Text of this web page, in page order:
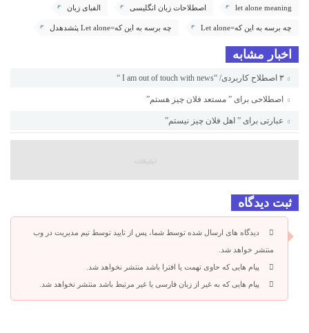
let alone meaning اصطلاحات زبان انگلیسی الفبای زبان
چه برسه به این که=Let alone چه برسه به این که=Let alone پثشدهدل
اخبار مشابه
اصطلاحی برای ” مستعد فلان چیز هستم”
عبارتی برای ” اهل فلان چیز نیستم”
ثبت دیدگاه
دیدگاه های ارسال شده توسط شما، پس از تایید توسط تیم مدیریت در وب
منتشر خواهد شد.
پیام هایی که حاوی تهمت یا افترا باشد منتشر نخواهد شد.
پیام هایی که به غیر از زبان فارسی یا غیر مرتبط باشد منتشر نخواهد شد.